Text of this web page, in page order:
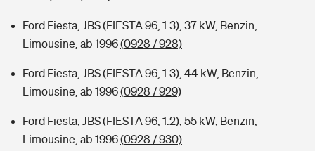
Ford Fiesta, JBS (FIESTA 96, 1.3), 37 kW, Benzin,
Limousine, ab 1996(0928 / 928)
Ford Fiesta, JBS (FIESTA 96, 1.3), 44 kW, Benzin,
Limousine, ab 1996(0928 / 929)
Ford Fiesta, JBS (FIESTA 96, 1.2), 55 kW, Benzin,
Limousine, ab 1996(0928 / 930)